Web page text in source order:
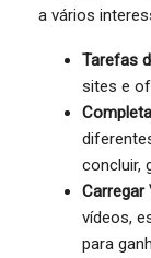
a vários
Tarefas
sites e
concluir,
Carregar
vídeos,
para